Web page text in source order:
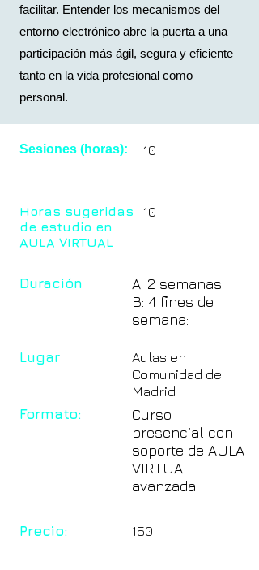
facilitar. Entender los mecanismos del
entorno electrónico abre la puerta a una
participación más ágil, segura y eficiente
tanto en la vida profesional como
personal.
Sesiones (horas): 10
Horas sugeridas
de estudio en
AULA VIRTUAL
10
Duración
A: 2 semanas |
B: 4 fines de
semana:
Lugar
Aulas en
Comunidad de
Madrid
Formato:
Curso
presencial con
soporte de AULA
VIRTUAL
avanzada
Precio: 150